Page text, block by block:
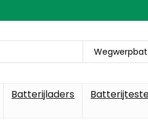
Batterijladers